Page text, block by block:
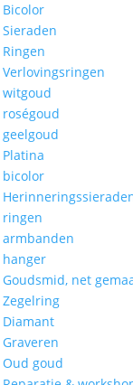
Bicolor
Sieraden
Ringen
Verlovingsringen
witgoud
roségoud
geelgoud
Platina
bicolor
ringen
armbanden
hanger
Goudsmid, net
Zegelring
Diamant
Graveren
Oud goud